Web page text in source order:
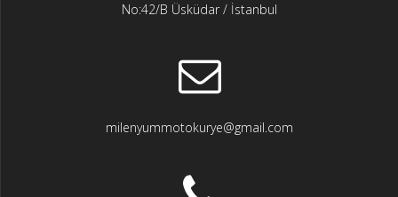
No:42/B Üsküdar / İstanbul
milenyummotokurye@gmail.com